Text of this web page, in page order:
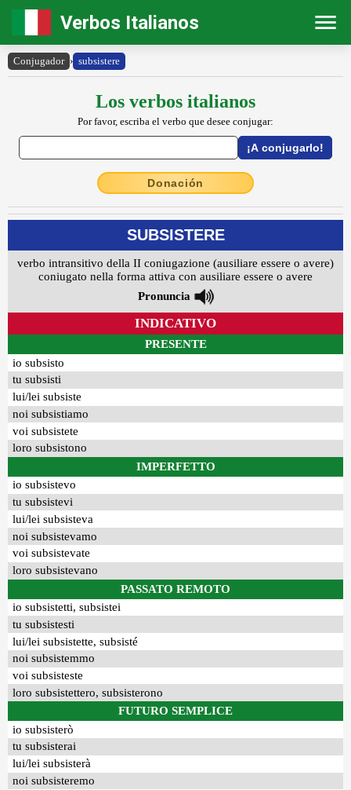
Verbos Italianos
Conjugador › subsistere
Los verbos italianos
Por favor, escriba el verbo que desee conjugar:
Donación
SUBSISTERE
verbo intransitivo della II coniugazione (ausiliare essere o avere)
coniugato nella forma attiva con ausiliare essere o avere
Pronuncia
INDICATIVO
PRESENTE
io subsisto
tu subsisti
lui/lei subsiste
noi subsistiamo
voi subsistete
loro subsistono
IMPERFETTO
io subsistevo
tu subsistevi
lui/lei subsisteva
noi subsistevamo
voi subsistevate
loro subsistevano
PASSATO REMOTO
io subsistetti, subsistei
tu subsistesti
lui/lei subsistette, subsisté
noi subsistemmo
voi subsisteste
loro subsistettero, subsisterono
FUTURO SEMPLICE
io subsisterò
tu subsisterai
lui/lei subsisterà
noi subsisteremo